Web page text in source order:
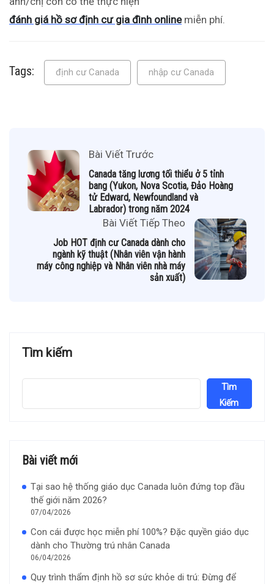
đánh giá hồ sơ định cư gia đình onlinemiễn phí.
Tags: định cư Canada nhập cư Canada
Bài Viết Trước
Canada tăng lương tối thiểu ở 5 tỉnh
bang (Yukon, Nova Scotia, Đảo Hoàng
tử Edward, Newfoundland và
Labrador) trong năm 2024
Bài Viết Tiếp Theo
Job HOT định cư Canada dành cho
ngành kỹ thuật (Nhân viên vận hành
máy công nghiệp và Nhân viên nhà máy
sản xuất)
Tìm kiếm
Tìm
Kiếm
Bài viết mới
Tại sao hệ thống giáo dục Canada luôn đứng top đầu
thế giới năm 2026?
07/04/2026
Con cái được học miễn phí 100%? Đặc quyền giáo dục
dành cho Thường trú nhân Canada
06/04/2026
Quy trình thẩm định hồ sơ sức khỏe di trú: Đừng để